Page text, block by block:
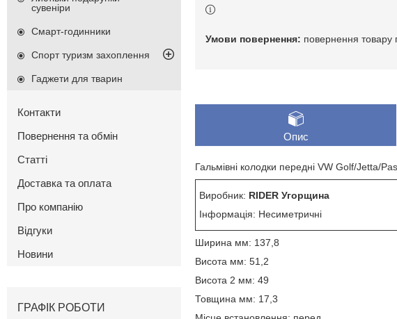
повернення товару
Опис
Гальмівні колодки передні VW Golf/Jetta/
Виробник: RIDER Угорщина
Інформація: Несиметричні
Ширина мм: 137,8
Висота мм: 51,2
Висота 2 мм: 49
Товщина мм: 17,3
сувеніри
Смарт-годинники
Спорт туризм захоплення
Гаджети для тварин
Контакти
Повернення та обмін
Статті
Доставка та оплата
Про компанію
Відгуки
Новини
ГРАФІК РОБОТИ